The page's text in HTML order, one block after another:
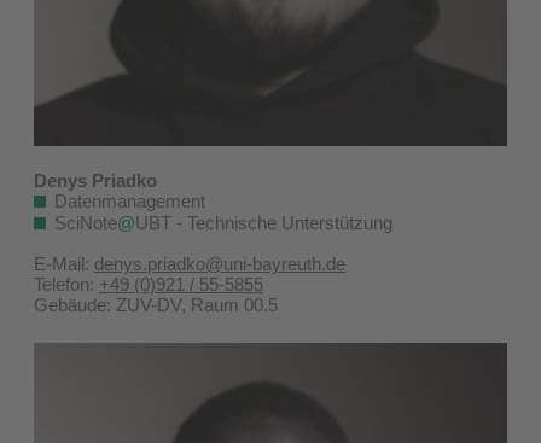
Denys Priadko
Datenmanagement
SciNote@UBT - Technische Unterstützung
E-Mail: denys.priadko@uni-bayreuth.de
Telefon: +49 (0)921 / 55-5855
Gebäude: ZUV-DV, Raum 00.5